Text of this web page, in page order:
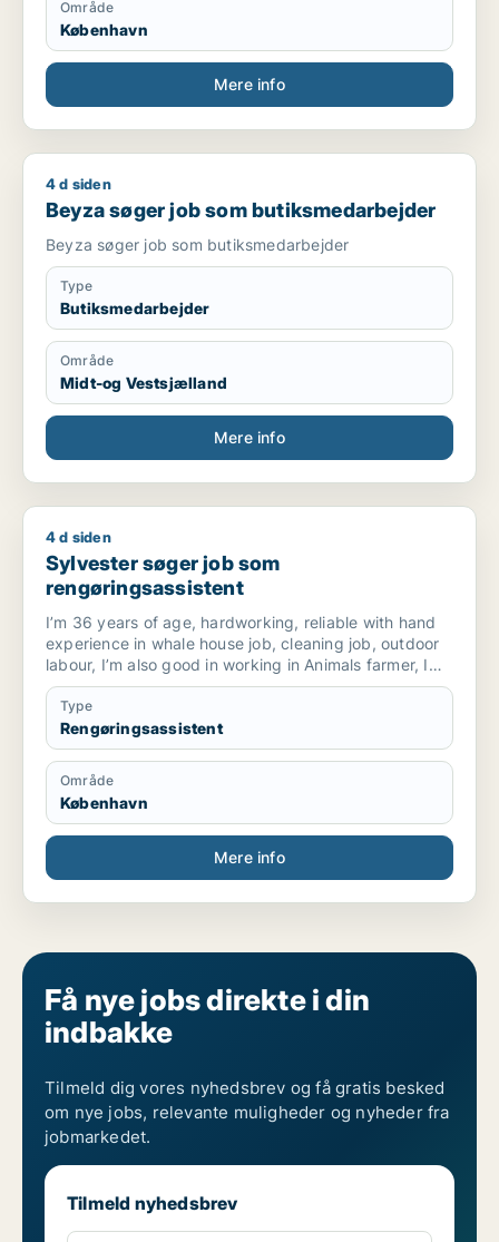
Område
København
Mere info
Beyza søger job som butiksmedarbejder
4 d siden
Beyza søger job som butiksmedarbejder
Beyza søger job som butiksmedarbejder
Type
Butiksmedarbejder
Område
Midt-og Vestsjælland
Mere info
Sylvester søger job som rengøringsassistent
4 d siden
Sylvester søger job som
rengøringsassistent
I’m 36 years of age, hardworking, reliable with hand
experience in whale house job, cleaning job, outdoor
labour, I’m also good in working in Animals farmer, I
have done vocational training in Veterinary’s, I’m
physical fit to work in any environment.
I’m quick to learn and follow saft instructions
carefully, I’m available for work 90 hrs per month
since I’m still a student, but for now I can work full
time.
But if I can be given a student contract I will really
appreciate.
Type
Rengøringsassistent
Område
København
Mere info
Få nye jobs direkte i din
indbakke
Tilmeld dig vores nyhedsbrev og få gratis besked
om nye jobs, relevante muligheder og nyheder fra
jobmarkedet.
Tilmeld nyhedsbrev